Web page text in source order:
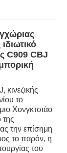
σκοπό να
πώς ο κόσμος
τις
παράλληλα
ανάπτυξης.
C909 CBJ
το
Χονγκτσιάο
της
την επίσημη
το παρόν, η
του